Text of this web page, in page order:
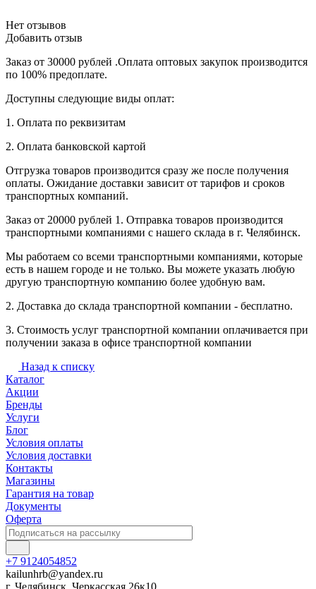
Нет отзывов
Добавить отзыв
Заказ от 30000 рублей .Оплата оптовых закупок производится
по 100% предоплате.
Доступны следующие виды оплат:
1. Оплата по реквизитам
2. Оплата банковской картой
Отгрузка товаров производится сразу же после получения
оплаты. Ожидание доставки зависит от тарифов и сроков
транспортных компаний.
Заказ от 20000 рублей 1. Отправка товаров производится
транспортными компаниями с нашего склада в г. Челябинск.
Мы работаем со всеми транспортными компаниями, которые
есть в нашем городе и не только. Вы можете указать любую
другую транспортную компанию более удобную вам.
2. Доставка до склада транспортной компании - бесплатно.
3. Стоимость услуг транспортной компании оплачивается при
получении заказа в офисе транспортной компании
Назад к списку
Каталог
Акции
Бренды
Услуги
Блог
Условия оплаты
Условия доставки
Контакты
Магазины
Гарантия на товар
Документы
Оферта
+7 9124054852
kailunhrb@yandex.ru
г. Челябинск, Черкасская 26к10